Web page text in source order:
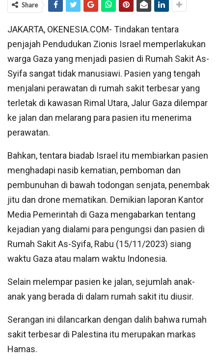
Share
JAKARTA, OKENESIA.COM- Tindakan tentara
penjajah Pendudukan Zionis Israel memperlakukan
warga Gaza yang menjadi pasien di Rumah Sakit As-
Syifa sangat tidak manusiawi. Pasien yang tengah
menjalani perawatan di rumah sakit terbesar yang
terletak di kawasan Rimal Utara, Jalur Gaza dilempar
ke jalan dan melarang para pasien itu menerima
perawatan.
Bahkan, tentara biadab Israel itu membiarkan pasien
menghadapi nasib kematian, pemboman dan
pembunuhan di bawah todongan senjata, penembak
jitu dan drone mematikan. Demikian laporan Kantor
Media Pemerintah di Gaza mengabarkan tentang
kejadian yang dialami para pengungsi dan pasien di
Rumah Sakit As-Syifa, Rabu (15/11/2023) siang
waktu Gaza atau malam waktu Indonesia.
Selain melempar pasien ke jalan, sejumlah anak-
anak yang berada di dalam rumah sakit itu diusir.
Serangan ini dilancarkan dengan dalih bahwa rumah
sakit terbesar di Palestina itu merupakan markas
Hamas.